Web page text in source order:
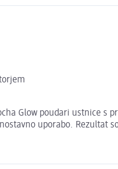
Glow poudari ustnice
uporabo. Rezultat